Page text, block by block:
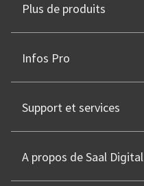
Plus de produits
Infos Pro
Support et services
A propos de Saal Digital